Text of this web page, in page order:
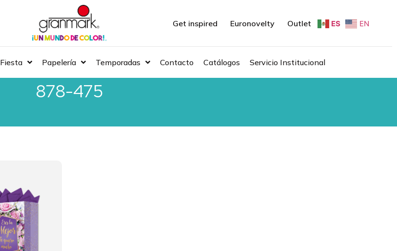
Get inspired Euronovelty Outlet ES EN
Fiesta Papelería Temporadas Contacto Catálogos Servicio Institucional
878-475